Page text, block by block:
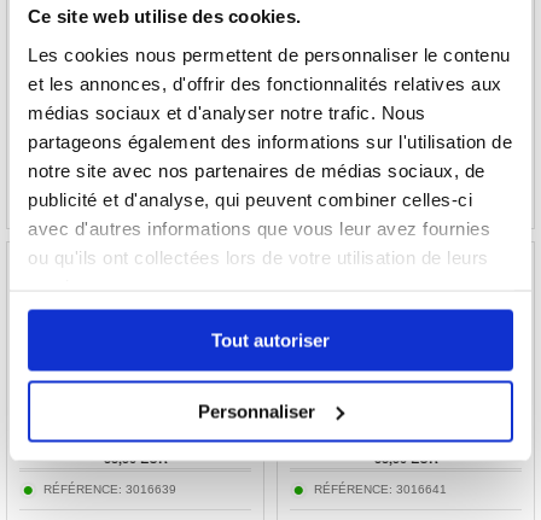
Ce site web utilise des cookies.
Les cookies nous permettent de personnaliser le contenu
et les annonces, d'offrir des fonctionnalités relatives aux
médias sociaux et d'analyser notre trafic. Nous
partageons également des informations sur l'utilisation de
notre site avec nos partenaires de médias sociaux, de
publicité et d'analyse, qui peuvent combiner celles-ci
avec d'autres informations que vous leur avez fournies
ou qu'ils ont collectées lors de votre utilisation de leurs
Tout autoriser
Personnaliser
60,40EUR
RÉFÉRENCE: 3013123-VAR
12,70EUR
RÉFÉRENCE: 3013081-VAR
Blend XL - Noir
38,50EUR
RÉFÉRENCE: 3016639
Blend XL - Vert
38,50EUR
RÉFÉRENCE: 3016641